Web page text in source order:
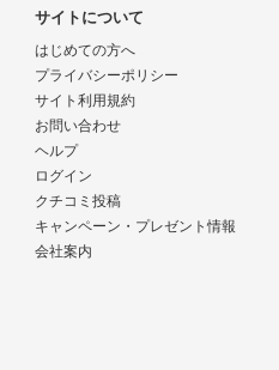
サイトについて
はじめての方へ
プライバシーポリシー
サイト利用規約
お問い合わせ
ヘルプ
ログイン
クチコミ投稿
キャンペーン・プレゼント情報
会社案内